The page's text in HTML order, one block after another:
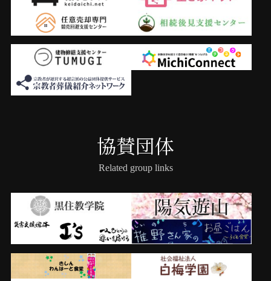
協賛団体
Related group links